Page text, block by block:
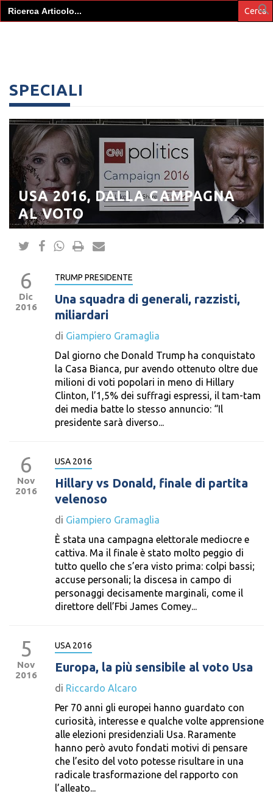
Search
for:
SPECIALI
USA 2016, DALLA CAMPAGNA
AL VOTO
6
Dic
2016
TRUMP PRESIDENTE
Una squadra di generali, razzisti,
miliardari
di Giampiero Gramaglia
Dal giorno che Donald Trump ha conquistato
la Casa Bianca, pur avendo ottenuto oltre due
milioni di voti popolari in meno di Hillary
Clinton, l’1,5% dei suffragi espressi, il tam-tam
dei media batte lo stesso annuncio: “Il
presidente sarà diverso...
6
Nov
2016
USA 2016
Hillary vs Donald, finale di partita
velenoso
di Giampiero Gramaglia
È stata una campagna elettorale mediocre e
cattiva. Ma il finale è stato molto peggio di
tutto quello che s’era visto prima: colpi bassi;
accuse personali; la discesa in campo di
personaggi decisamente marginali, come il
direttore dell’Fbi James Comey...
5
Nov
2016
USA 2016
Europa, la più sensibile al voto Usa
di Riccardo Alcaro
Per 70 anni gli europei hanno guardato con
curiosità, interesse e qualche volte apprensione
alle elezioni presidenziali Usa. Raramente
hanno però avuto fondati motivi di pensare
che l’esito del voto potesse risultare in una
radicale trasformazione del rapporto con
l’alleato...